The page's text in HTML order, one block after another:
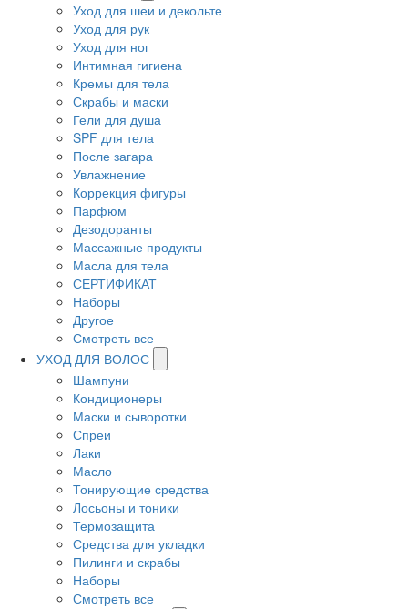
Уход для шеи и декольте
Уход для рук
Уход для ног
Интимная гигиена
Кремы для тела
Скрабы и маски
Гели для душа
SPF для тела
После загара
Увлажнение
Коррекция фигуры
Парфюм
Дезодоранты
Массажные продукты
Масла для тела
СЕРТИФИКАТ
Наборы
Другое
Смотреть все
УХОД ДЛЯ ВОЛОС
Шампуни
Кондиционеры
Маски и сыворотки
Спреи
Лаки
Масло
Тонирующие средства
Лосьоны и тоники
Термозащита
Средства для укладки
Пилинги и скрабы
Наборы
Смотреть все